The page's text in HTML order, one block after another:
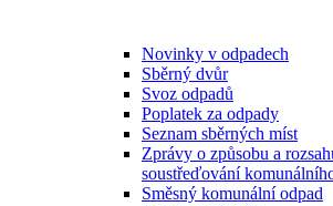
Novinky v odpadech
Sběrný dvůr
Svoz odpadů
Poplatek za odpady
Seznam sběrných míst
Zprávy o způsobu a
soustřeďování
Směsný komunální odpad